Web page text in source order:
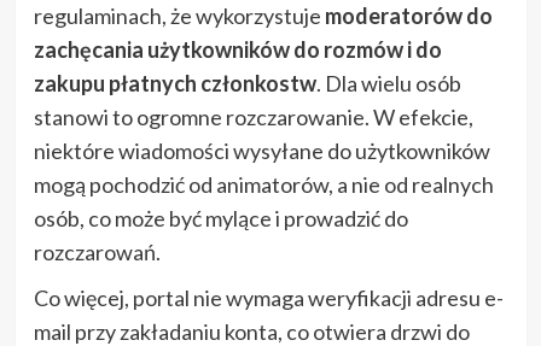
regulaminach, że wykorzystuje moderatorów do
zachęcania użytkowników do rozmów i do
zakupu płatnych członkostw. Dla wielu osób
stanowi to ogromne rozczarowanie. W efekcie,
niektóre wiadomości wysyłane do użytkowników
mogą pochodzić od animatorów, a nie od realnych
osób, co może być mylące i prowadzić do
rozczarowań.
Co więcej, portal nie wymaga weryfikacji adresu e-
mail przy zakładaniu konta, co otwiera drzwi do